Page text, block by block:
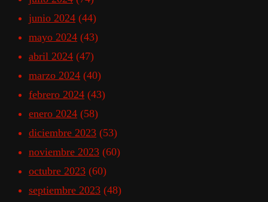
junio 2024 (44)
mayo 2024 (43)
abril 2024 (47)
marzo 2024 (40)
febrero 2024 (43)
enero 2024 (58)
diciembre 2023 (53)
noviembre 2023 (60)
octubre 2023 (60)
septiembre 2023 (48)